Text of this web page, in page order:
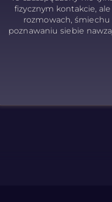
fizycznym kontakcie,
rozmowach, śmiechu
poznawaniu siebie